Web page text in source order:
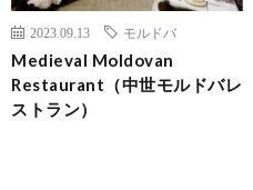
2023.09.13 モルドバ
Medieval Moldovan
Restaurant（中世モルドバレ
ストラン）